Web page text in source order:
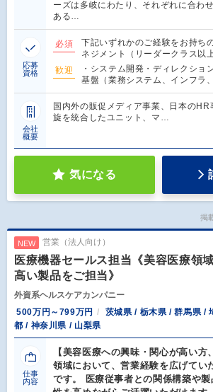
ーズは多岐にわたり、それぞれに合わ
ある…
応募
資格
必須
下記いずれかのご経験をお持ち
ネジメント（リーダークラス以
歓迎
・システム開発・ディレクショ
基盤（業務システム、インフラ
会社
概要
国内外の販促メディア事業、日本の
旋を統合したユニット、マ…
気になる
掲
NEW 営業（法人向け）
医療機器セールス担当《美容医療領
高い製品をご担当》
外資系ヘルスケアカンパニー
500万円～799万円
茨城県 / 栃木県 / 群馬県 /
都 / 神奈川県 / 山梨県
仕事
内容
【美容医療への興味・関心が高い
領域において、営業経験を広げてい
です。 医療従事者との関係構築や製